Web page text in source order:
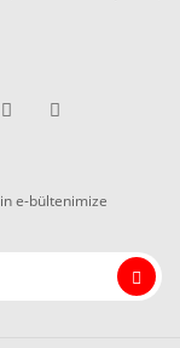
e-bültenimize